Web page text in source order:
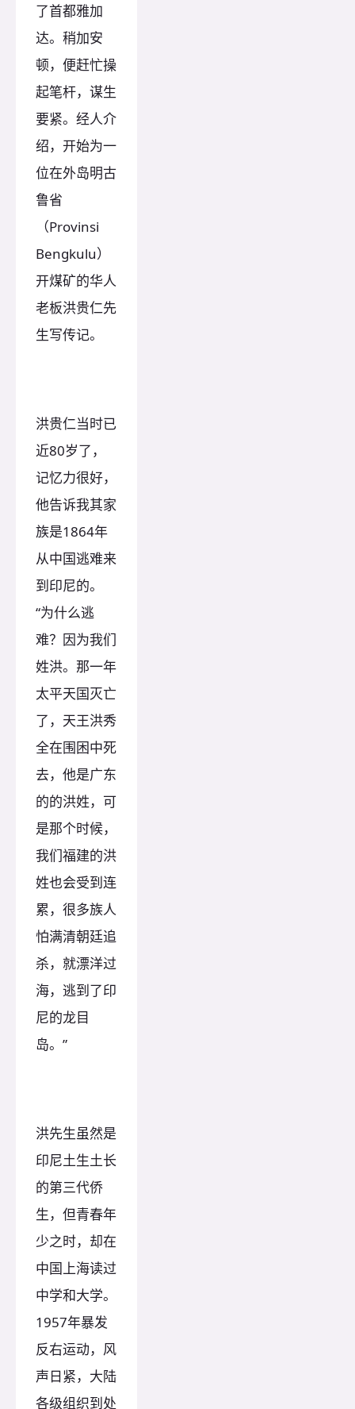
了首都雅加
达。稍加安
顿，便赶忙操
起笔杆，谋生
要紧。经人介
绍，开始为一
位在外岛明古
鲁省
（Provinsi
Bengkulu）
开煤矿的华人
老板洪贵仁先
生写传记。
洪贵仁当时已
近80岁了，
记忆力很好，
他告诉我其家
族是1864年
从中国逃难来
到印尼的。
“为什么逃
难？因为我们
姓洪。那一年
太平天国灭亡
了，天王洪秀
全在围困中死
去，他是广东
的的洪姓，可
是那个时候，
我们福建的洪
姓也会受到连
累，很多族人
怕满清朝廷追
杀，就漂洋过
海，逃到了印
尼的龙目
岛。”
洪先生虽然是
印尼土生土长
的第三代侨
生，但青春年
少之时，却在
中国上海读过
中学和大学。
1957年暴发
反右运动，风
声日紧，大陆
各级组织到处